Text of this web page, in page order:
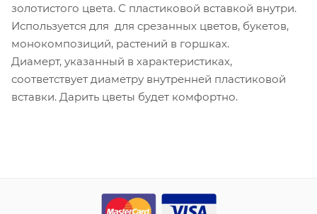
золотистого цвета. С пластиковой вставкой внутри.
Используется для для срезанных цветов, букетов,
монокомпозиций, растений в горшках.
Диамерт, указанный в характеристиках,
соответствует диаметру внутренней пластиковой
вставки. Дарить цветы будет комфортно.